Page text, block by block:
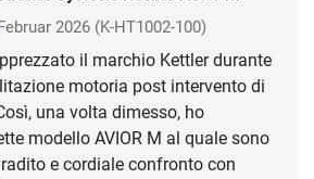
Februar 2026 (K-HT1002-100)
il marchio Kettler durante
motoria post intervento di
una volta dimesso, ho
modello AVIOR M al quale sono
e cordiale confronto con